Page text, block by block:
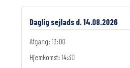
Daglig sejlads d. 14.08.2026
Afgang: 13:00
Hjemkomst: 14:30